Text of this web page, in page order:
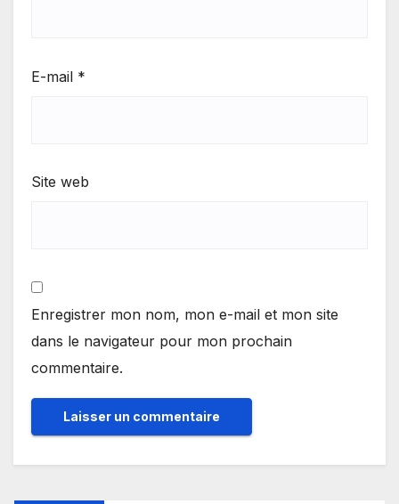
E-mail *
Site web
Enregistrer mon nom, mon e-mail et mon site
dans le navigateur pour mon prochain
commentaire.